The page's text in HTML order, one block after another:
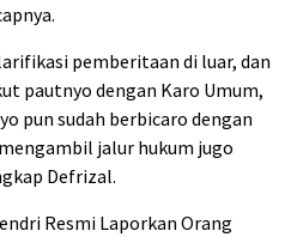
pemberitaan di luar, dan
pautnyo dengan Karo Umum,
pun sudah berbicaro dengan
jalur hukum jugo
Defrizal.
Resmi Laporkan Orang